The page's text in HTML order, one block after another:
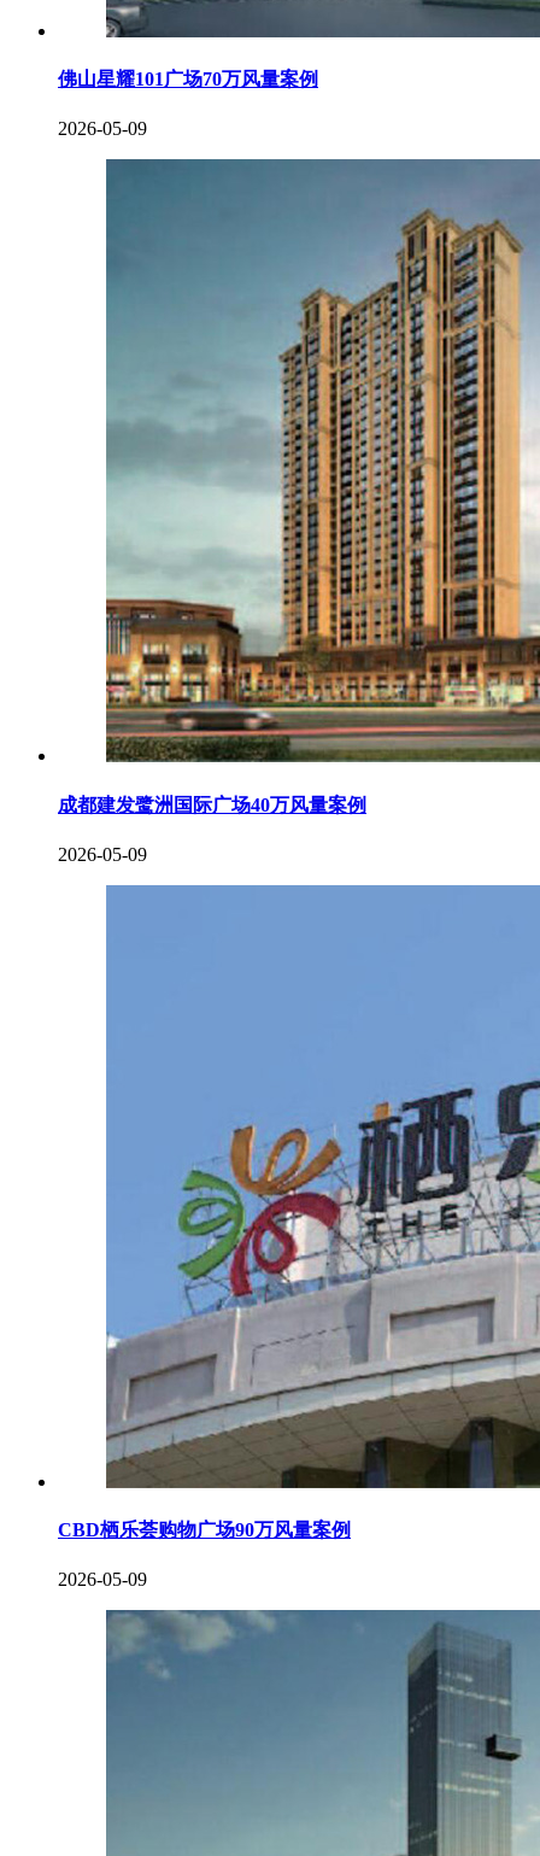
佛山星耀101广场70万风量案例
2026-05-09
成都建发鹭洲国际广场40万风量案例
2026-05-09
CBD栖乐荟购物广场90万风量案例
2026-05-09